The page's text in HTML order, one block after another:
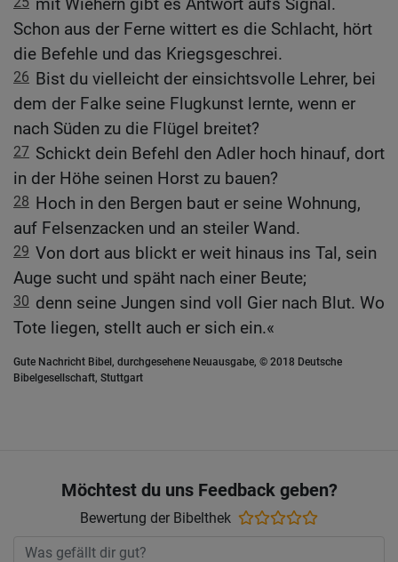
Schon aus der Ferne wittert es die Schlacht, hört
die Befehle und das Kriegsgeschrei.
26 Bist du vielleicht der einsichtsvolle Lehrer, bei
dem der Falke seine Flugkunst lernte, wenn er
nach Süden zu die Flügel breitet?
27 Schickt dein Befehl den Adler hoch hinauf, dort
in der Höhe seinen Horst zu bauen?
28 Hoch in den Bergen baut er seine Wohnung,
auf Felsenzacken und an steiler Wand.
29 Von dort aus blickt er weit hinaus ins Tal, sein
Auge sucht und späht nach einer Beute;
30 denn seine Jungen sind voll Gier nach Blut. Wo
Tote liegen, stellt auch er sich ein.«
Gute Nachricht Bibel, durchgesehene Neuausgabe, © 2018 Deutsche
Bibelgesellschaft, Stuttgart
Möchtest du uns Feedback geben?
Bewertung der Bibelthek